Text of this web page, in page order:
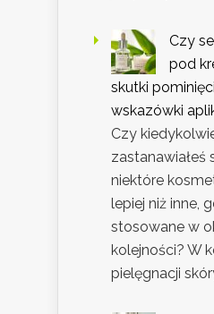
Czy
pod
skutki
wskazówki
Czy
zastanawiałeś
niektóre
lepiej niż inne,
stosowane w
kolejności? W
pielęgnacji